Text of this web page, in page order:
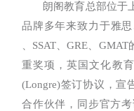
朗阁教育总部位于
品牌多年来致力于雅
、SSAT、GRE、
重奖项，英国文化教
(Longre)签订协议，宣
合作伙伴，同步官方